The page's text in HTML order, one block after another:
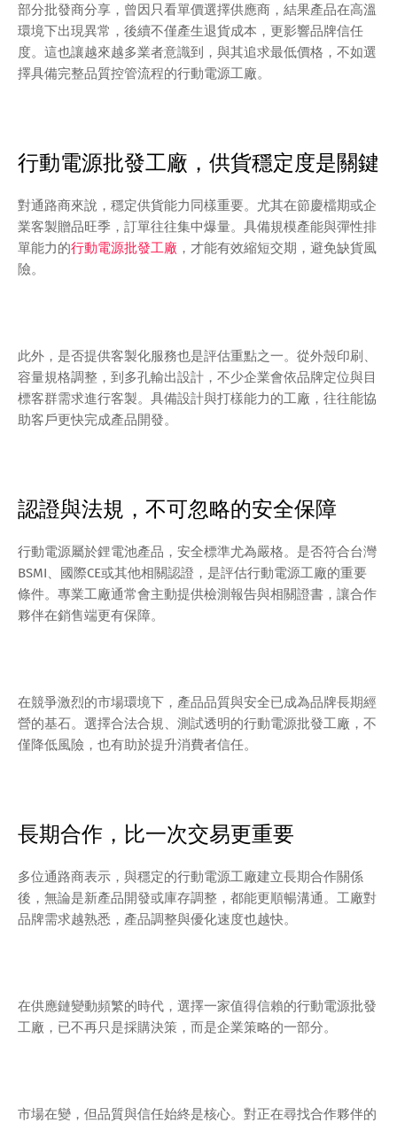
部分批發商分享，曾因只看單價選擇供應商，結果產品在高溫
環境下出現異常，後續不僅產生退貨成本，更影響品牌信任
度。這也讓越來越多業者意識到，與其追求最低價格，不如選
擇具備完整品質控管流程的行動電源工廠。
行動電源批發工廠，供貨穩定度是關鍵
對通路商來說，穩定供貨能力同樣重要。尤其在節慶檔期或企
業客製贈品旺季，訂單往往集中爆量。具備規模產能與彈性排
單能力的行動電源批發工廠 ，才能有效縮短交期，避免缺貨風
險。
此外，是否提供客製化服務也是評估重點之一。從外殼印刷、
容量規格調整，到多孔輸出設計，不少企業會依品牌定位與目
標客群需求進行客製。具備設計與打樣能力的工廠，往往能協
助客戶更快完成產品開發。
認證與法規，不可忽略的安全保障
行動電源屬於鋰電池產品，安全標準尤為嚴格。是否符合台灣
BSMI、國際CE或其他相關認證，是評估行動電源工廠的重要
條件。專業工廠通常會主動提供檢測報告與相關證書，讓合作
夥伴在銷售端更有保障。
在競爭激烈的市場環境下，產品品質與安全已成為品牌長期經
營的基石。選擇合法合規、測試透明的行動電源批發工廠，不
僅降低風險，也有助於提升消費者信任。
長期合作，比一次交易更重要
多位通路商表示，與穩定的行動電源工廠建立長期合作關係
後，無論是新產品開發或庫存調整，都能更順暢溝通。工廠對
品牌需求越熟悉，產品調整與優化速度也越快。
在供應鏈變動頻繁的時代，選擇一家值得信賴的行動電源批發
工廠，已不再只是採購決策，而是企業策略的一部分。
市場在變，但品質與信任始終是核心。對正在尋找合作夥伴的